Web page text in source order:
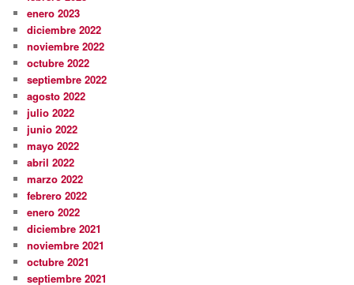
enero 2023
diciembre 2022
noviembre 2022
octubre 2022
septiembre 2022
agosto 2022
julio 2022
junio 2022
mayo 2022
abril 2022
marzo 2022
febrero 2022
enero 2022
diciembre 2021
noviembre 2021
octubre 2021
septiembre 2021